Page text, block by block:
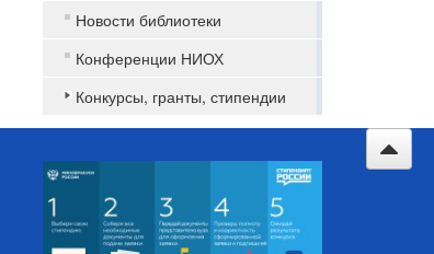
Новости библиотеки
Конференции НИОХ
Конкурсы, гранты, стипендии